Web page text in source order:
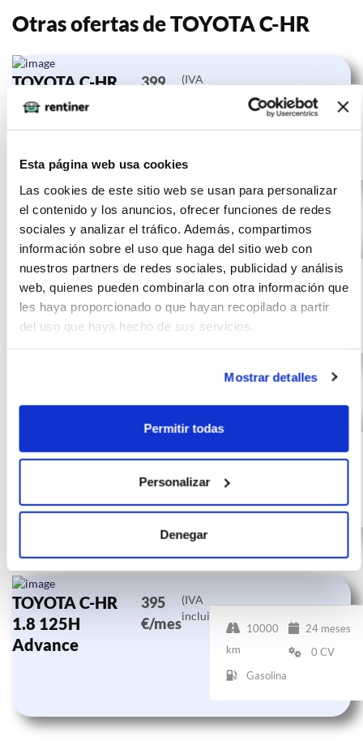
Esta página web usa cookies
Las cookies de este sitio web se usan para personalizar
el contenido y los anuncios, ofrecer funciones de redes
sociales y analizar el tráfico. Además, compartimos
información sobre el uso que haga del sitio web con
nuestros partners de redes sociales, publicidad y análisis
web, quienes pueden combinarla con otra información que
les haya proporcionado o que hayan recopilado a partir
del uso que haya hecho de sus servicios.
Mostrar detalles
Permitir todas
Personalizar
Denegar
Otras ofertas de TOYOTA C-HR
TOYOTA C-HR
1.8 125H
399
(IVA
10000
km
24 meses
0 CV
TOYOTA C-HR
1.8 125H
Advance
397
€/mes
(IVA
incluido)
10000
km
24 meses
0 CV
Gasolina
1.8 125H
412
€/mes
(IVA
10000
km
24 meses
Gasolina
TOYOTA C-HR
1.8 125H
Advance
395
€/mes
(IVA
incluido)
10000
km
24 meses
0 CV
Gasolina